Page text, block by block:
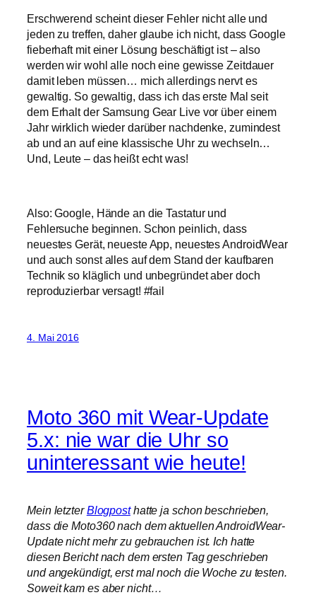
Erschwerend scheint dieser Fehler nicht alle und
jeden zu treffen, daher glaube ich nicht, dass Google
fieberhaft mit einer Lösung beschäftigt ist – also
werden wir wohl alle noch eine gewisse Zeitdauer
damit leben müssen… mich allerdings nervt es
gewaltig. So gewaltig, dass ich das erste Mal seit
dem Erhalt der Samsung Gear Live vor über einem
Jahr wirklich wieder darüber nachdenke, zumindest
ab und an auf eine klassische Uhr zu wechseln…
Und, Leute – das heißt echt was!
Also: Google, Hände an die Tastatur und
Fehlersuche beginnen. Schon peinlich, dass
neuestes Gerät, neueste App, neuestes AndroidWear
und auch sonst alles auf dem Stand der kaufbaren
Technik so kläglich und unbegründet aber doch
reproduzierbar versagt! #fail
4. Mai 2016
Moto 360 mit Wear-Update
5.x: nie war die Uhr so
uninteressant wie heute!
Mein letzter Blogposthatte ja schon beschrieben,
dass die Moto360 nach dem aktuellen AndroidWear-
Update nicht mehr zu gebrauchen ist. Ich hatte
diesen Bericht nach dem ersten Tag geschrieben
und angekündigt, erst mal noch die Woche zu testen.
Soweit kam es aber nicht…